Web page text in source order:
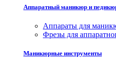
Аппаратный маникюр и
Аппараты для
Фрезы для
Маникюрные инструменты